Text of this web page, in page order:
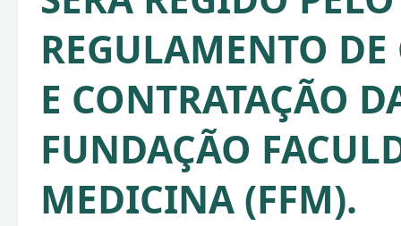
REGULAMENTO DE
E CONTRATAÇÃO
FUNDAÇÃO
MEDICINA (FFM).